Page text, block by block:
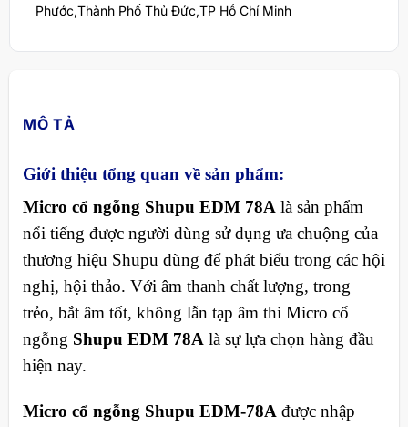
Phước,Thành Phố Thủ Đức,TP Hồ Chí Minh
MÔ TẢ
Giới thiệu tổng quan về sản phẩm:
Micro cổ ngỗng Shupu EDM 78Alà sản phẩm
nổi tiếng được người dùng sử dụng ưa chuộng của
thương hiệu Shupu dùng để phát biểu trong các hội
nghị, hội thảo. Với âm thanh chất lượng, trong
trẻo, bắt âm tốt, không lẫn tạp âm thì Micro cổ
ngỗng Shupu EDM 78Alà sự lựa chọn hàng đầu
hiện nay.
Micro cổ ngỗng Shupu EDM-78A được nhập